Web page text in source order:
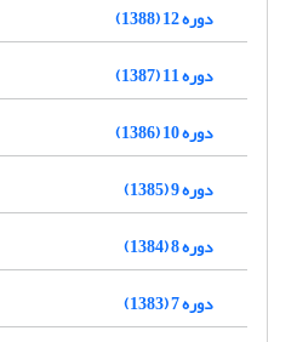
دوره 12 (1388)
دوره 11 (1387)
دوره 10 (1386)
دوره 9 (1385)
دوره 8 (1384)
دوره 7 (1383)